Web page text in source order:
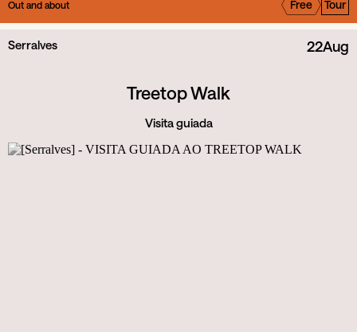
Out and about Free Tour
Serralves 22Aug
Treetop Walk
Visita guiada